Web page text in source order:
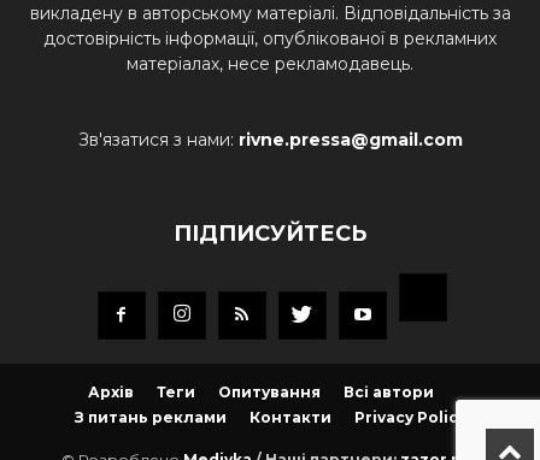
викладену в авторському матеріалі. Відповідальність за
достовірність інформації, опублікованої в рекламних
матеріалах, несе рекламодавець.
Зв'язатися з нами: rivne.pressa@gmail.com
ПІДПИСУЙТЕСЬ
Архів Теги Опитування
Всі автори
З питань реклами
Контакти Privacy Policy